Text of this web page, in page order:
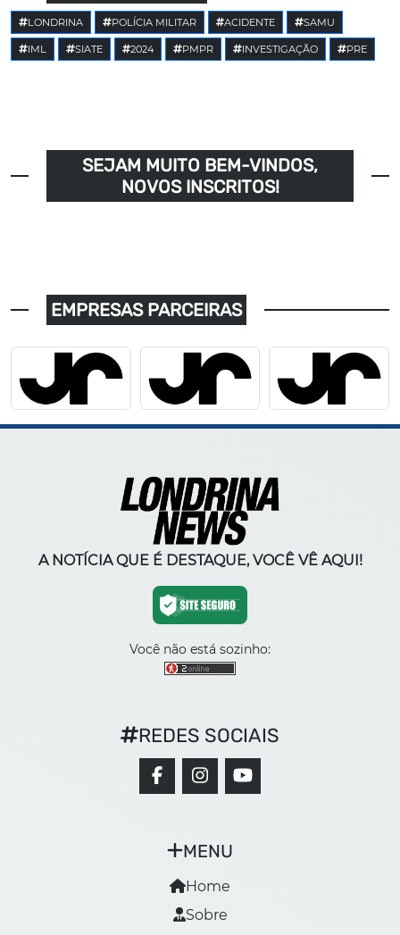
LONDRINA POLÍCIA MILITAR ACIDENTE SAMU
IML SIATE 2024 PMPR INVESTIGAÇÃO PRE
SEJAM MUITO BEM-VINDOS,
NOVOS INSCRITOS!
EMPRESAS PARCEIRAS
A NOTÍCIA QUE É DESTAQUE, VOCÊ VÊ AQUI!
Você não está sozinho:
MENU
Home
Sobre
REDES SOCIAIS